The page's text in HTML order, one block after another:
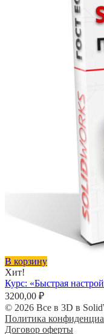
В корзину
Хит!
Курс: «Быстрая
3200,00 ₽
© 2026 Все в 3D в
Политика
Договор оферты